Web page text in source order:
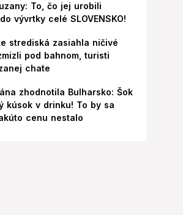
To, čo jej urobili
vývrtky celé SLOVENSKO!
strediská zasiahla ničivé
pod bahnom, turisti
chate
zhodnotila Bulharsko: Šok
kúsok v drinku! To by sa
cenu nestalo